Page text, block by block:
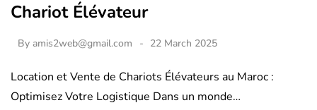
Chariot Élévateur
By amis2web@gmail.com 22 March 2025
Location et Vente de Chariots Élévateurs au Maroc :
Optimisez Votre Logistique Dans un monde…